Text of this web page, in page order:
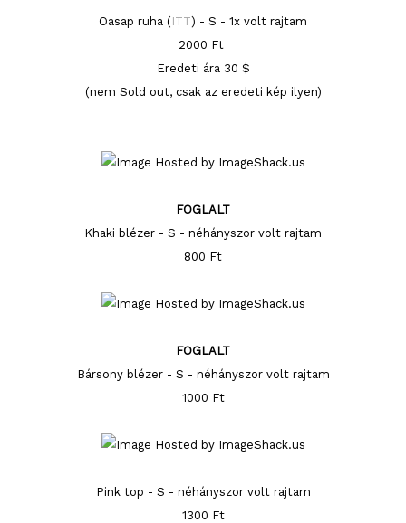
Oasap ruha ( ITT) - S - 1x volt rajtam
2000 Ft
Eredeti ára 30 $
(nem Sold out, csak az eredeti kép ilyen)
FOGLALT
Khaki blézer - S - néhányszor volt rajtam
800 Ft
FOGLALT
Bársony blézer - S - néhányszor volt rajtam
1000 Ft
Pink top - S - néhányszor volt rajtam
1300 Ft